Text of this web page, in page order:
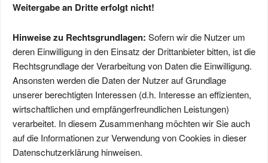
Weitergabe an Dritte erfolgt nicht!
Hinweise zu Rechtsgrundlagen: Sofern wir die Nutzer um
deren Einwilligung in den Einsatz der Drittanbieter bitten, ist die
Rechtsgrundlage der Verarbeitung von Daten die Einwilligung.
Ansonsten werden die Daten der Nutzer auf Grundlage
unserer berechtigten Interessen (d.h. Interesse an effizienten,
wirtschaftlichen und empfängerfreundlichen Leistungen)
verarbeitet. In diesem Zusammenhang möchten wir Sie auch
auf die Informationen zur Verwendung von Cookies in dieser
Datenschutzerklärung hinweisen.